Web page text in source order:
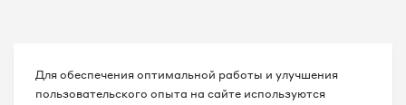
Для обеспечения оптимальной работы и улучшения
пользовательского опыта на сайте используются